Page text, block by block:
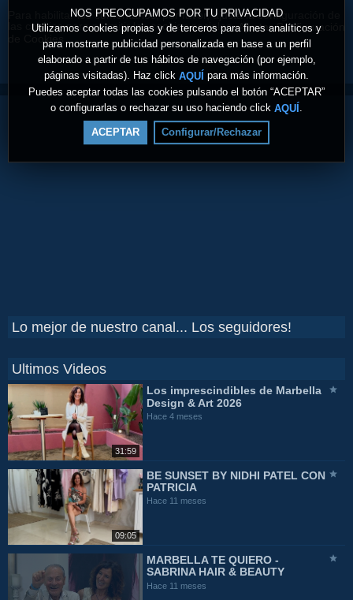
NOS PREOCUPAMOS POR TU PRIVACIDAD
Utilizamos cookies propias y de terceros para fines analíticos y
para mostrarte publicidad personalizada en base a un perfil
elaborado a partir de tus hábitos de navegación (por ejemplo,
páginas visitadas). Haz click AQUÍ para más información.
Puedes aceptar todas las cookies pulsando el botón “ACEPTAR”
o configurarlas o rechazar su uso haciendo click AQUÍ
ACEPTAR Configurar/Rechazar
Para habilitar los comentarios, por favor, ajusta la configuración de
las cookies para permitir las cookies sociales.Ajustar Configuración
de Cookies
Lo mejor de nuestro canal... Los seguidores!
Ultimos Videos
31:59
Los imprescindibles de Marbella
Design & Art 2026
Hace 4 meses
09:05
BE SUNSET BY NIDHI PATEL CON
PATRICIA
Hace 11 meses
MARBELLA TE QUIERO -
SABRINA HAIR & BEAUTY
Hace 11 meses